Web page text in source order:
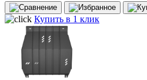
Купить в 1 клик